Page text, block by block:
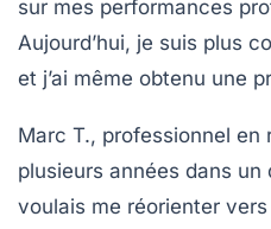
sur mes performances
Aujourd’hui, je suis plus
et j’ai même obtenu une
Marc T., professionnel en
plusieurs années dans
voulais me réorienter